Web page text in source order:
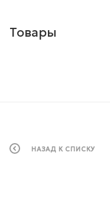
Товары
НАЗАД К СПИСКУ